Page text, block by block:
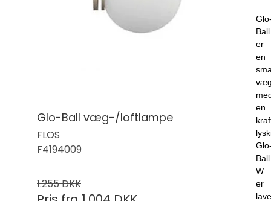
Glo-Ball væg-/loftlampe
FLOS
F4194009
1.255 DKK
Ball
er
en
en
Ball
W
er